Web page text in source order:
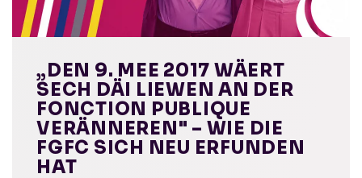
„DEN 9. MEE 2017 WÄERT
SECH DÄI LIEWEN AN DER
FONCTION PUBLIQUE
VERÄNNEREN" – WIE DIE
FGFC SICH NEU ERFUNDEN
HAT